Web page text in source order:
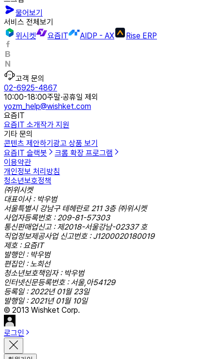
물어보기
서비스 전체보기
위시켓
요즘IT AIDP - AX Rise ERP
고객 문의
02-6925-4867
10:00-18:00주말·공휴일 제외
yozm_help@wishket.com
요즘IT
요즘IT 소개작가 지원
기타 문의
콘텐츠 제안하기 광고 상품 보기
요즘IT 슬랙봇
크롬 확장 프로그램
이용약관
개인정보 처리방침
청소년보호정책
㈜위시켓
대표이사 : 박우범
서울특별시 강남구 테헤란로 211 3층 ㈜위시켓
사업자등록번호 : 209-81-57303
통신판매업신고 : 제2018-서울강남-02337 호
직업정보제공사업 신고번호 : J1200020180019
제호 : 요즘IT
발행인 : 박우범
편집인 : 노희선
청소년보호책임자 : 박우범
인터넷신문등록번호 : 서울,아54129
등록일 : 2022년 01월 23일
발행일 : 2021년 01월 10일
© 2013 Wishket Corp.
로그인